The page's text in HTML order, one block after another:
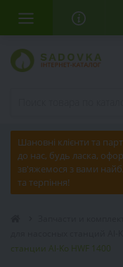
Шановні клієнти та
до нас, будь ласка,
зв'яжемося з вами
та терпіння!
станции Al-Ko HWF 1400